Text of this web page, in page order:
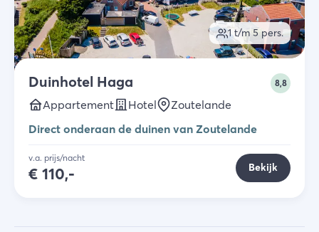
1 t/m 5 pers.
Duinhotel Haga 8,8
Appartement Hotel
Zoutelande
Direct onderaan de duinen van Zoutelande
v.a. prijs/nacht
€ 110,- Bekijk